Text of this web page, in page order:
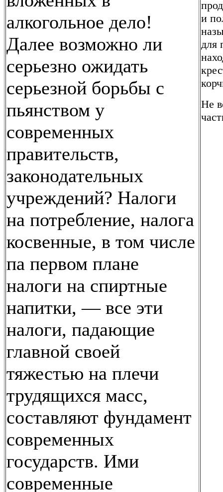
алкогольное дело!
Далее возможно ли
серьезно ожидать
серьезной борьбы с
пьянством у
современных
правительств,
законодательных
учреждений? Налоги
на потребление, налога
косвенные, в том числе
па первом плане
налоги на спиртные
напитки, — все эти
налоги, падающие
главной своей
тяжестью на плечи
трудящихся масс,
составляют фундамент
современных
государств. Ими
современные
и
для
Не